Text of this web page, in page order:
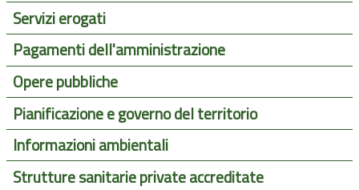
Servizi erogati
Pagamenti dell'amministrazione
Opere pubbliche
Pianificazione e governo del territorio
Informazioni ambientali
Strutture sanitarie private accreditate